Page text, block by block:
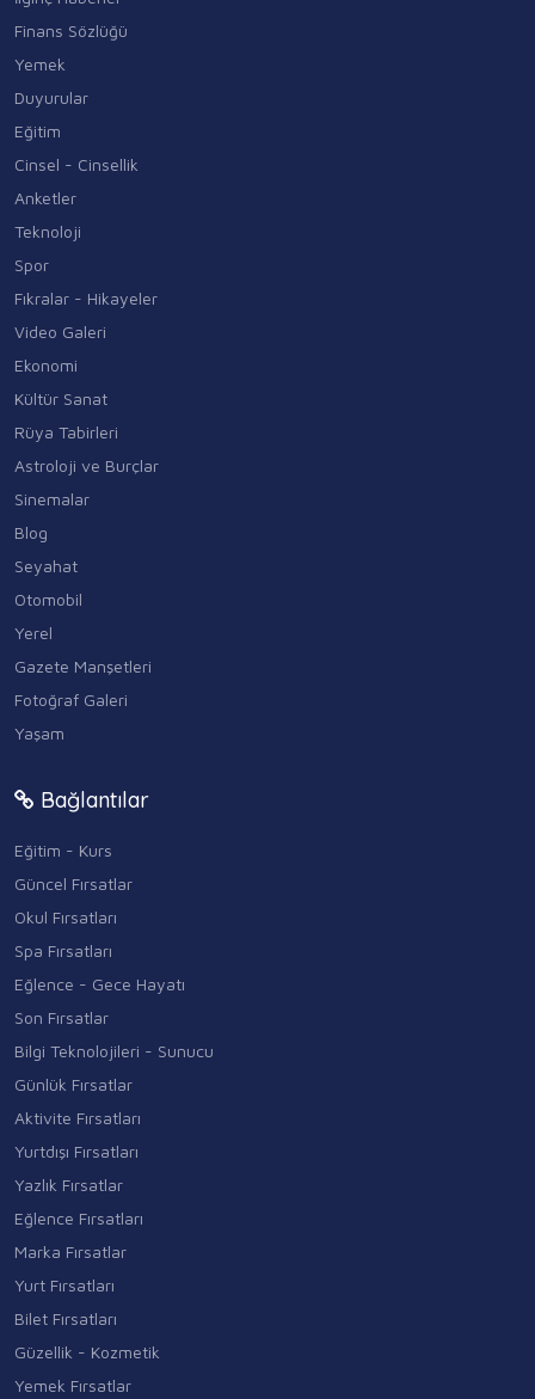
Finans Sözlüğü
Yemek
Duyurular
Eğitim
Cinsel - Cinsellik
Anketler
Teknoloji
Spor
Fıkralar - Hikayeler
Video Galeri
Ekonomi
Kültür Sanat
Rüya Tabirleri
Astroloji ve Burçlar
Sinemalar
Blog
Seyahat
Otomobil
Yerel
Gazete Manşetleri
Fotoğraf Galeri
Yaşam
Bağlantılar
Eğitim - Kurs
Güncel Fırsatlar
Okul Fırsatları
Spa Fırsatları
Eğlence - Gece Hayatı
Son Fırsatlar
Bilgi Teknolojileri - Sunucu
Günlük Fırsatlar
Aktivite Fırsatları
Yurtdışı Fırsatları
Yazlık Fırsatlar
Eğlence Fırsatları
Marka Fırsatlar
Yurt Fırsatları
Bilet Fırsatları
Güzellik - Kozmetik
Yemek Fırsatlar